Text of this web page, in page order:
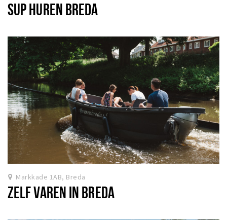
SUP HUREN BREDA
Markkade 1AB, Breda
ZELF VAREN IN BREDA